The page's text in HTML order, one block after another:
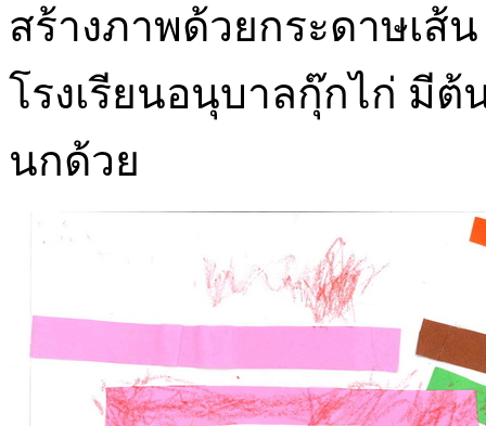
สร้างภาพด้วยกระดาษเส้
โรงเรียนอนุบาลกุ๊กไก่ มี
นกด้วย